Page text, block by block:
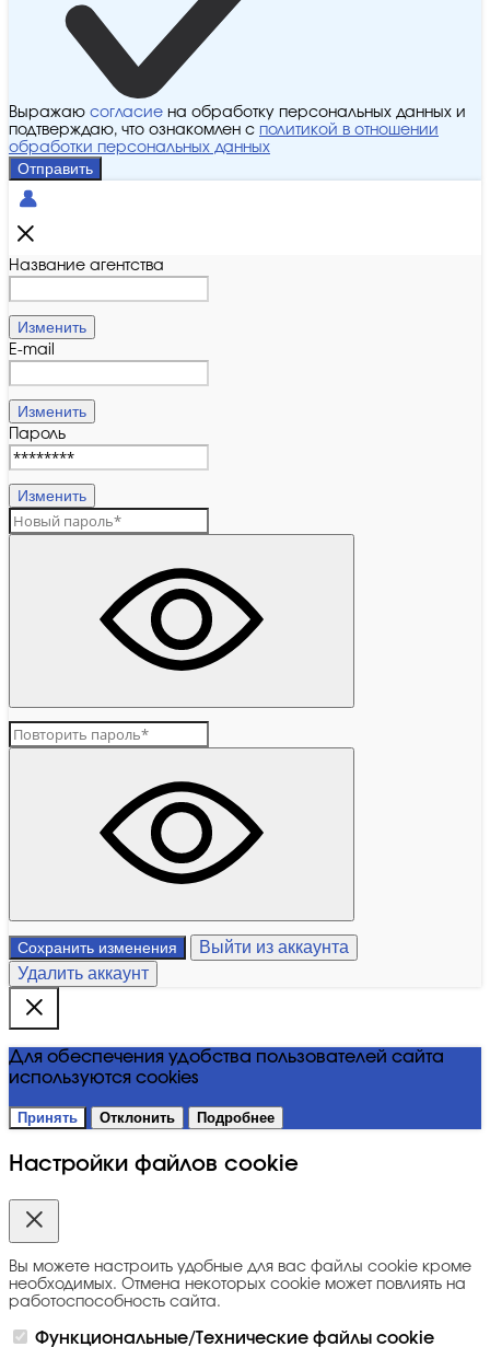
Выражаю согласие на обработку персональных данных и
подтверждаю, что ознакомлен с политикой в отношении
обработки персональных данных
Отправить
Название агентства
Изменить
E-mail
Изменить
Пароль
Изменить
Сохранить изменения
Выйти из аккаунта
Удалить аккаунт
Для обеспечения удобства пользователей сайта
используются cookies
Принять Отклонить Подробнее
Настройки файлов cookie
Вы можете настроить удобные для вас файлы cookie кроме
необходимых. Отмена некоторых cookie может повлиять на
работоспособность сайта.
Функциональные/Технические файлы cookie